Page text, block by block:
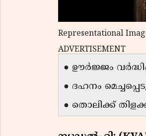
Representational
ADVERTISEMENT
● ഊർജ്ജം
● ദഹനം
● തൊലിക്ക്